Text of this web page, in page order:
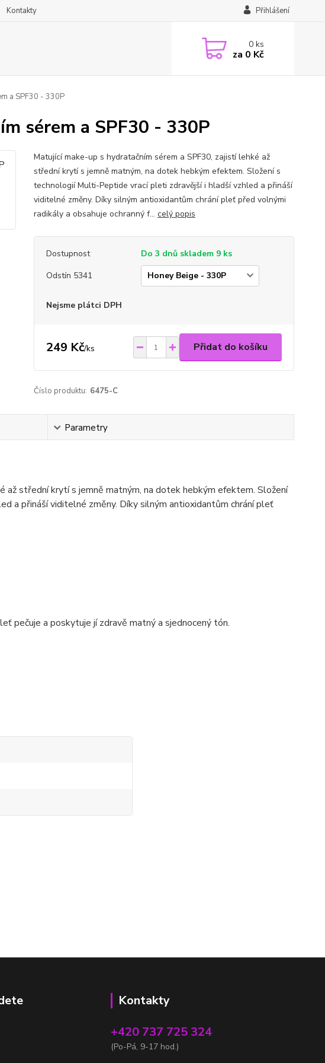
Kontakty Přihlášení
0ks
za 0 Kč
a SPF30 - 330P
sérem a SPF30 - 330P
Matující make-up s hydratačním sérem a SPF30, zajistí lehké až
střední krytí s jemně matným, na dotek hebkým efektem. Složení s
technologií Multi-Peptide vrací pleti zdravější i hladší vzhled a přináší
viditelné změny. Díky silným antioxidantům chrání pleť před volnými
radikály a obsahuje ochranný f... celý popis
Dostupnost
Do 3 dnů skladem 9 ks
Odstín 5341
Nejsme plátci DPH
249 Kč/ks Přidat do košíku
Číslo produktu: 6475-C
Parametry
až střední krytí s jemně matným, na dotek hebkým efektem. Složení
a přináší viditelné změny. Díky silným antioxidantům chrání pleť
pečuje a poskytuje jí zdravě matný a sjednocený tón.
Kontakty
+420 737 725 324
(Po-Pá, 9-17 hod.)